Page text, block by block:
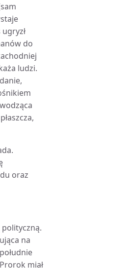
do
ludzi.
oraz
polityczną.
na
miał